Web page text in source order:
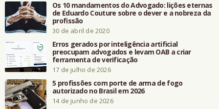
Os 10 mandamentos do Advogado: lições eternas
de Eduardo Couture sobre o dever e a nobreza da
profissão
30 de abril de 2020
Erros gerados por inteligência artificial
preocupam advogados e levam OAB a criar
ferramenta de verificação
17 de julho de 2026
5 profissões com porte de arma de fogo
autorizado no Brasil em 2026
14 de junho de 2026